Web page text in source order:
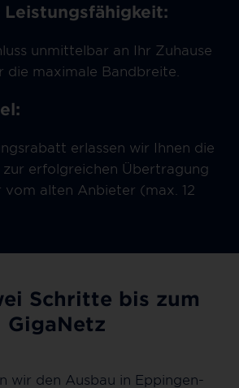
unmittelbar an Ihr Zuhause
die maximale Bandbreite.
erlassen wir Ihnen die
zur erfolgreichen Übertragung
vom alten Anbieter (max. 12
Schritte bis zum
GigaNetz
wir den Ausbau in Eppingen-